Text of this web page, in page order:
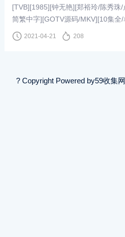
[TVB][1985][钟无艳][郑裕玲/陈秀珠
简繁中字][GOTV源码/MKV][10集全/
2021-04-21 208
? Copyright Powered by59收集网